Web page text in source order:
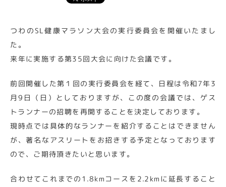
つわのSL健康マラソン大会の実行委員会を開催いたまし
た。
来年に実施する第35回大会に向けた会議です。
前回開催した第１回の実行委員会を経て、日程は令和7年3
月9日（日）としておりますが、この度の会議では、ゲス
トランナーの招聘を再開することを決定しております。
現時点では具体的なランナーを紹介することはできません
が、著名なアスリートをお招きする予定となっております
ので、ご期待頂きたいと思います。
合わせてこれまでの1.8kmコースを2.2kmに延長すること